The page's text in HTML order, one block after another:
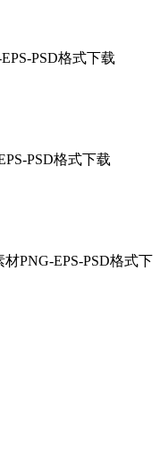
PSD格式下载
PSD格式下载
PNG-EPS-PSD格式下